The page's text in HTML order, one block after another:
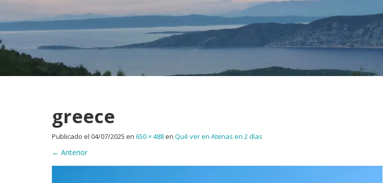
greece
Publicado el 04/07/2025 en 650 × 488en Qué ver en Atenas en 2 días
← Anterior